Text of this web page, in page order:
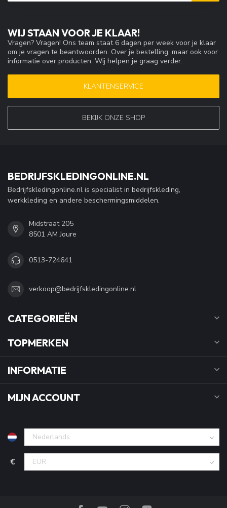
WIJ STAAN VOOR JE KLAAR!
Vragen? Vragen! Ons team staat 6 dagen per week voor je klaar
om je vragen te beantwoorden. Over je bestelling, maar ook voor
informatie over producten. Wij helpen je graag verder.
KLANTENSERVICE
BEKIJK ONZE SHOP
BEDRIJFSKLEDINGONLINE.NL
Bedrijfskledingonline.nl is specialist in bedrijfskleding,
werkkleding en andere beschermingsmiddelen.
Midstraat 205
8501 AM Joure
0513-724641
verkoop@bedrijfskledingonline.nl
CATEGORIEËN
TOPMERKEN
INFORMATIE
MIJN ACCOUNT
€